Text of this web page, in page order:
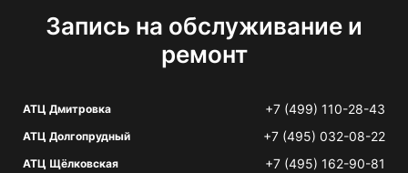
Запись на обслуживание и
ремонт
АТЦ Дмитровка +7 (499) 110-28-43
АТЦ Долгопрудный +7 (495) 032-08-22
АТЦ Щёлковская +7 (495) 162-90-81